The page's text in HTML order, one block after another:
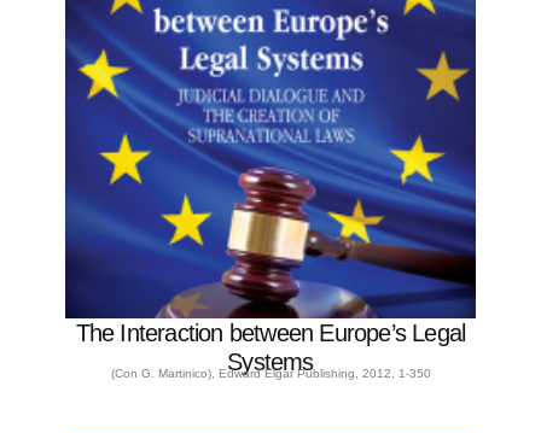
The Interaction between Europe’s Legal
Systems
(Con G. Martinico), Edward Elgar Publishing, 2012, 1-350